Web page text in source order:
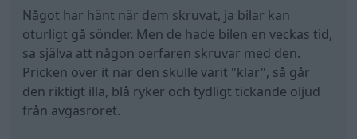
Antingen sitter dem fel, eller är som helt enkelt
trasiga..något är väldigt fel.
styrningar kan du oxå glömma när det nya
tätningar, dom håller mer än några få ynka mil
innan det börjar ryka igen.
Något har hänt när dem skruvat, ja bilar kan
oturligt gå sönder. Men de hade bilen en veckas tid,
sa själva att någon oerfaren skruvar med den.
Pricken över it när den skulle varit "klar", så går
den riktigt illa, blå ryker och tydligt tickande oljud
från avgasröret.